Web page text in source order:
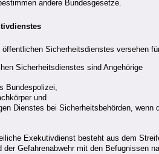
andere Bundesgesetze.
öffentlichen Sicherheitsdienstes versehen
Sicherheitsdienstes sind Angehörige
Bundespolizei,
und
Dienstes bei Sicherheitsbehörden,
Exekutivdienst besteht aus dem
der Gefahrenabwehr mit den Befugnissen